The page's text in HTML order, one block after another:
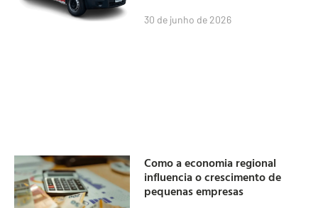
30 de junho de 2026
Como a economia regional
influencia o crescimento de
pequenas empresas